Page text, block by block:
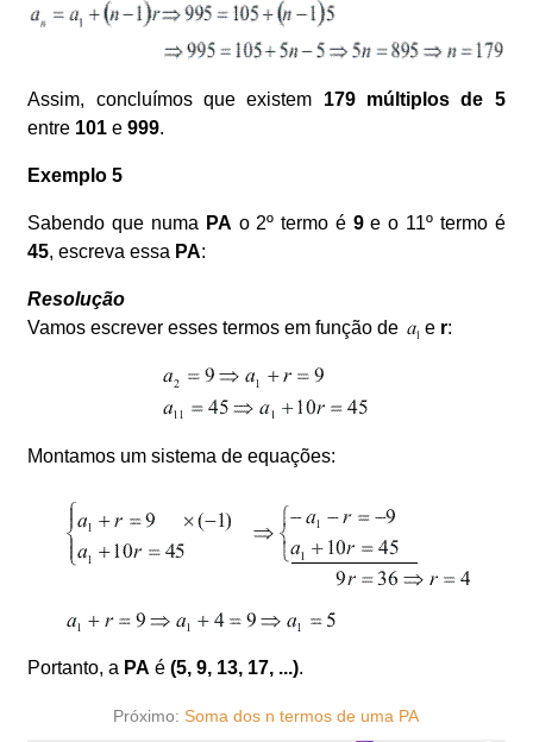
Assim, concluímos que existem 179
múltiplos de 5
entre 101 e999.
Exemplo 5
Sabendo que numa PA o 2º termo é 9e o 11º termo é
45, escreva essa PA:
Resolução
Vamos escrever esses termos em função de
e r:
Montamos um sistema de equações:
Portanto, a PA é(5, 9, 13, 17, ...).
Próximo:Soma dos n termos de uma PA